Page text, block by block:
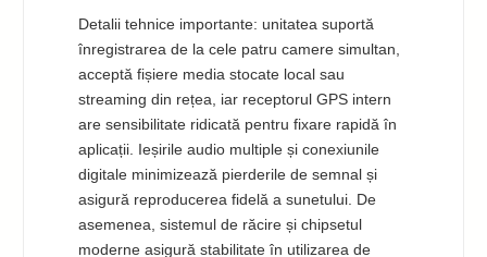
Detalii tehnice importante: unitatea suportă
înregistrarea de la cele patru camere simultan,
acceptă fișiere media stocate local sau
streaming din rețea, iar receptorul GPS intern
are sensibilitate ridicată pentru fixare rapidă în
aplicații. Ieșirile audio multiple și conexiunile
digitale minimizează pierderile de semnal și
asigură reproducerea fidelă a sunetului. De
asemenea, sistemul de răcire și chipsetul
moderne asigură stabilitate în utilizarea de